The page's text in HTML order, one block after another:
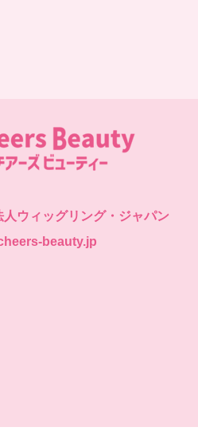
人ウィッグリング・ジャパン
beauty.jp